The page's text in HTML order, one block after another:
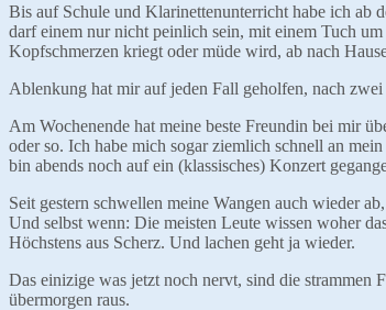
Bis auf Schule und Klarinettenunterricht habe ich
darf einem nur nicht peinlich sein, mit einem Tuch
Kopfschmerzen kriegt oder müde wird, ab nach
Ablenkung hat mir auf jeden Fall geholfen, nach
Am Wochenende hat meine beste Freundin bei mir
oder so. Ich habe mich sogar ziemlich schnell an
bin abends noch auf ein (klassisches) Konzert
Seit gestern schwellen meine Wangen auch wieder
Und selbst wenn: Die meisten Leute wissen woher
Höchstens aus Scherz. Und lachen geht ja wieder.
Das einizige was jetzt noch nervt, sind die strammen
übermorgen raus.